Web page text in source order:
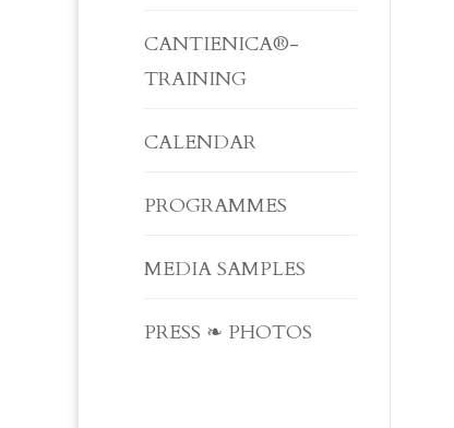
CANTIENICA®-
TRAINING
CALENDAR
PROGRAMMES
MEDIA SAMPLES
PRESS ❧ PHOTOS